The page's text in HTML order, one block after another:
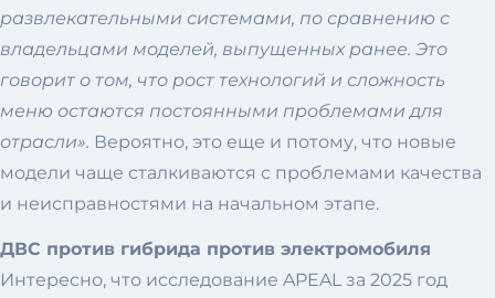
развлекательными системами, по сравнению с
владельцами моделей, выпущенных ранее. Это
говорит о том, что рост технологий и сложность
меню остаются постоянными проблемами для
отрасли». Вероятно, это еще и потому, что новые
модели чаще сталкиваются с проблемами качества
и неисправностями на начальном этапе.
ДВС против гибрида против электромобиля
Интересно, что исследование APEAL за 2025 год